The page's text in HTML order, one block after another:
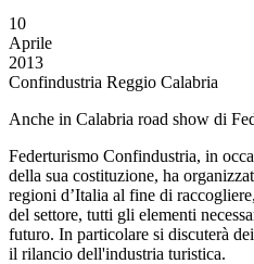
10
Aprile
2013
Confindustria Reggio Calabria
Anche in Calabria road show di
Federturismo Confindustria, in
della sua costituzione, ha
regioni d’Italia al fine di
del settore, tutti gli elementi
futuro. In particolare si discuterà
il rilancio dell'industria turistica.